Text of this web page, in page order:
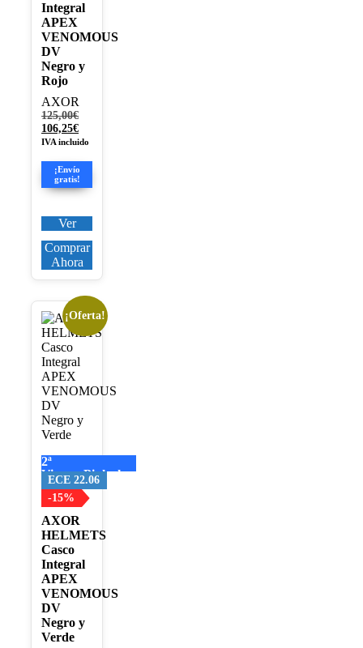
Integral
APEX
VENOMOUS
DV
Negro y
Rojo
AXOR
125,00€El
precio
original
125,00€.
106,25€El
precio
es:
106,25€.
IVA incluido
¡Envío
gratis!
Ver
Comprar
Ahora
¡Oferta!
2ª
Visera+Pinlock
ECE 22.06
-15%
AXOR
HELMETS
Casco
Integral
APEX
VENOMOUS
DV
Negro y
Verde
Este
producto
tiene
múltiples
variantes.
Las
opciones
se
pueden
en
la
página
de
producto